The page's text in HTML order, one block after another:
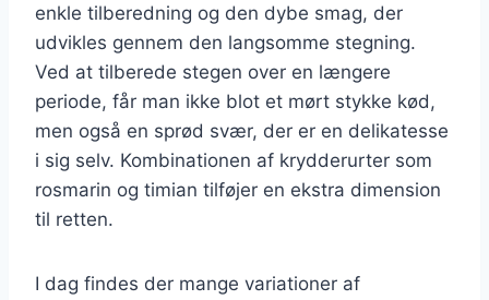
enkle tilberedning og den dybe smag, der
udvikles gennem den langsomme stegning.
Ved at tilberede stegen over en længere
periode, får man ikke blot et mørt stykke kød,
men også en sprød svær, der er en delikatesse
i sig selv. Kombinationen af krydderurter som
rosmarin og timian tilføjer en ekstra dimension
til retten.
I dag findes der mange variationer af